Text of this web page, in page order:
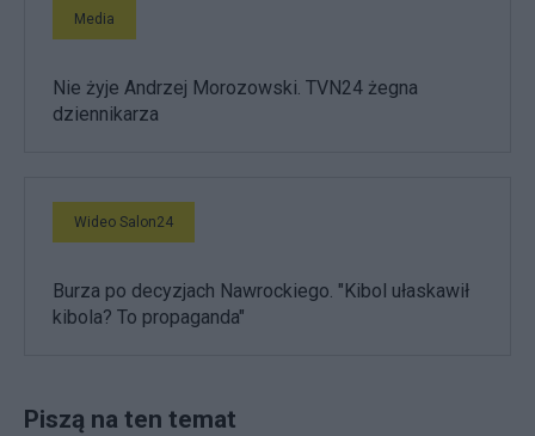
Media
Nie żyje Andrzej Morozowski. TVN24 żegna
dziennikarza
Wideo Salon24
Burza po decyzjach Nawrockiego. "Kibol ułaskawił
kibola? To propaganda"
Piszą na ten temat